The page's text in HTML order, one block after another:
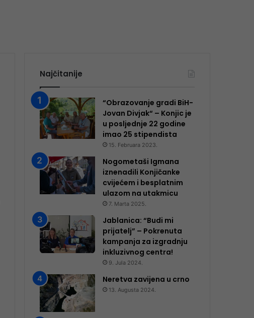
Najčitanije
“Obrazovanje gradi BiH-
Jovan Divjak“ – Konjic je
u posljednje 22 godine
imao 25 ​​stipendista
15. Februara 2023.
Nogometaši Igmana
iznenadili Konjičanke
cvijećem i besplatnim
ulazom na utakmicu
7. Marta 2025.
Jablanica: “Budi mi
prijatelj” – Pokrenuta
kampanja za izgradnju
inkluzivnog centra!
9. Jula 2024.
Neretva zavijena u crno
13. Augusta 2024.